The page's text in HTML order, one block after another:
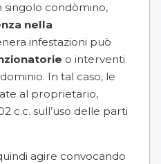
singolo condòmino,
nella
infestazioni può
o interventi
In tal caso, le
al proprietario,
c.c. sull’uso delle parti
agire convocando